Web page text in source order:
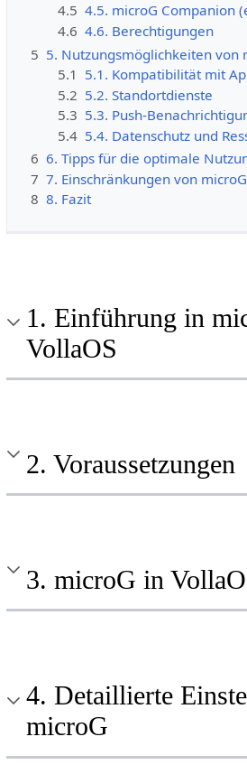
4.5 4.5. microG Companion
4.6 4.6. Berechtigungen
5 5. Nutzungsmöglichkeiten von
5.1 5.1. Kompatibilität mit
5.2 5.2. Standortdienste
5.3 5.3. Push-
5.4 5.4. Datenschutz und
6 6. Tipps für die optimale
7 7. Einschränkungen von microG
8 8. Fazit
1. Einführung in
VollaOS
2. Voraussetzungen
3. microG in
4. Detaillierte
microG